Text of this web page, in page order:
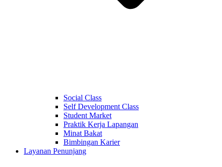
Social Class
Self Development Class
Student Market
Praktik Kerja Lapangan
Minat Bakat
Bimbingan Karier
Layanan Penunjang